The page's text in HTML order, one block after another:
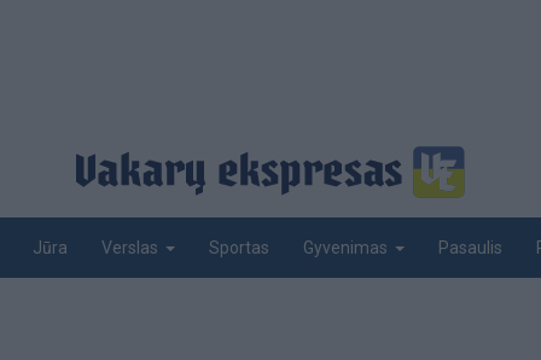
Jūra Verslas Sportas Gyvenimas Pasaulis